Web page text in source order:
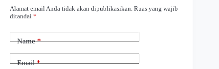
Alamat email Anda tidak akan dipublikasikan. Ruas yang wajib
ditandai *
Name*
Email*